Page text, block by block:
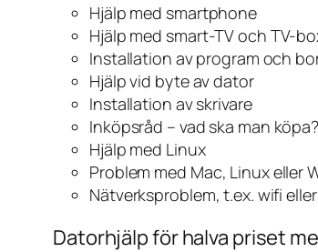
Hjälp med smartphone
Hjälp med smart-TV och TV-
Installation av program och
Hjälp vid byte av dator
Installation av skrivare
Inköpsråd – vad ska man köpa?
Hjälp med Linux
Problem med Mac, Linux eller
Nätverksproblem, t.ex. wifi
Datorhjälp för halva priset